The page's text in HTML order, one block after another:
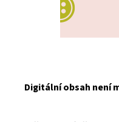
Digitální obsah není